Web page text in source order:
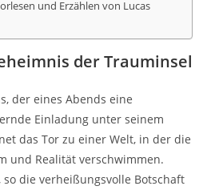
und Erzählen von Lucas
der Trauminsel
der eines Abends eine
Einladung unter seinem
das Tor zu einer Welt, in der die
und Realität verschwimmen.
so die verheißungsvolle Botschaft